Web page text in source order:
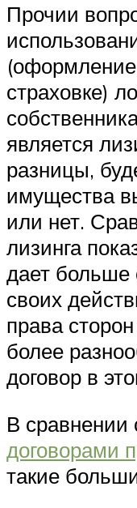
Прочии
страховке)
является
разницы,
имущества
или нет.
лизинга
дает больше
своих
права
более
договор в
В сравнении
договорами
такие